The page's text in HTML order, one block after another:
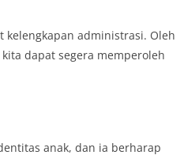
Putih di
adalah
perjuangan
untuk
kelengkapan administrasi. Oleh
dapat segera memperoleh
anak, dan ia berharap